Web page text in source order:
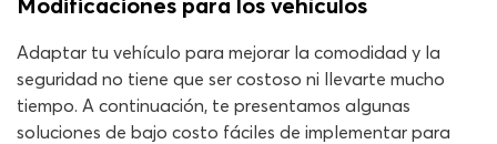
Adaptar tu vehículo para mejorar la comodidad y la
seguridad no tiene que ser costoso ni llevarte mucho
tiempo. A continuación, te presentamos algunas
soluciones de bajo costo fáciles de implementar para